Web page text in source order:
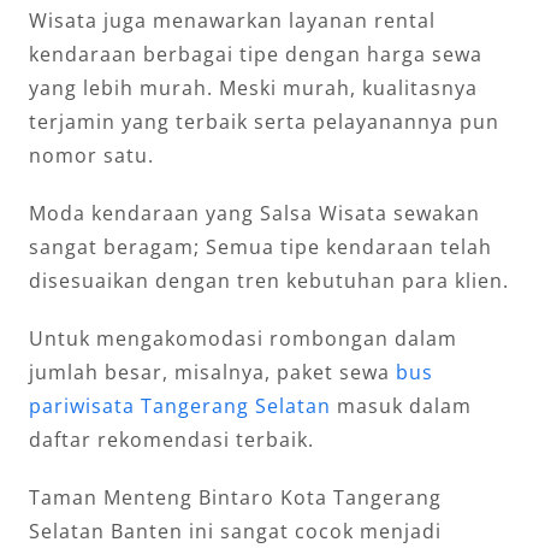
Wisata juga menawarkan layanan rental
kendaraan berbagai tipe dengan harga sewa
yang lebih murah. Meski murah, kualitasnya
terjamin yang terbaik serta pelayanannya pun
nomor satu.
Moda kendaraan yang Salsa Wisata sewakan
sangat beragam; Semua tipe kendaraan telah
disesuaikan dengan tren kebutuhan para klien.
Untuk mengakomodasi rombongan dalam
jumlah besar, misalnya, paket sewa bus
pariwisata Tangerang Selatan masuk dalam
daftar rekomendasi terbaik.
Taman Menteng Bintaro Kota Tangerang
Selatan Banten ini sangat cocok menjadi